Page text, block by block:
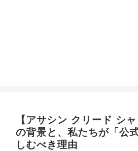
【アサシン クリード シ
の背景と、私たちが「公
しむべき理由